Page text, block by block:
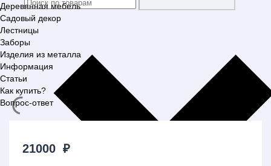
Деревянная мебель
Садовый декор
Лестницы
Заборы
Изделия из металла
Информация
Статьи
Как купить?
Вопрос-ответ
21000 ₽